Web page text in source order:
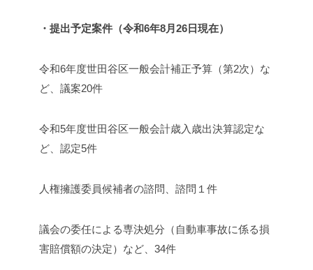
・提出予定案件（令和6年8月26日現在）
令和6年度世田谷区一般会計補正予算（第2次）な
ど、議案20件
令和5年度世田谷区一般会計歳入歳出決算認定な
ど、認定5件
人権擁護委員候補者の諮問、諮問１件
議会の委任による専決処分（自動車事故に係る損
害賠償額の決定）など、34件